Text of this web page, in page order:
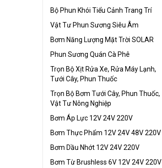
Bộ Phun Khói Tiểu Cảnh Trang Trí
Vật Tư Phun Sương Siêu Âm
Bơm Năng Lượng Mặt Trời SOLAR
Phun Sương Quán Cà Phê
Trọn Bộ Xịt Rửa Xe, Rửa Máy Lạnh,
Tưới Cây, Phun Thuốc
Trọn Bộ Bơm Tưới Cây, Phun Thuốc,
Vật Tư Nông Nghiệp
Bơm Áp Lực 12V 24V 220V
Bơm Thực Phẩm 12V 24V 48V 220V
Bơm Dầu Nhớt 12V 24V 220V
Bơm Từ Brushless 6V 12V 24V 220V